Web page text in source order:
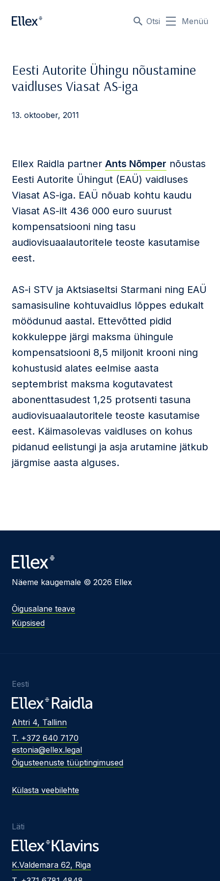
Otsi Menüü
Eesti Autorite Ühingu nõustamine
vaidluses Viasat AS-iga
13. oktoober, 2011
Ellex Raidla partner Ants Nõmper nõustas
Eesti Autorite Ühingut (EAÜ) vaidluses
Viasat AS-iga. EAÜ nõuab kohtu kaudu
Viasat AS-ilt 436 000 euro suurust
kompensatsiooni ning tasu
audiovisuaalautoritele teoste kasutamise
eest.
AS-i STV ja Aktsiaseltsi Starmani ning EAÜ
samasisuline kohtuvaidlus lõppes edukalt
möödunud aastal. Ettevõtted pidid
kokkuleppe järgi maksma ühingule
kompensatsiooni 8,5 miljonit krooni ning
kohustusid alates eelmise aasta
septembrist maksma kogutavatest
abonenttasudest 1,25 protsenti tasuna
audiovisuaalautoritele teoste kasutamise
eest. Käimasolevas vaidluses on kohus
pidanud eelistungi ja asja arutamine jätkub
järgmise aasta alguses.
Näeme kaugemale © 2026 Ellex
Õigusalane teave
Küpsised
Eesti
Ahtri 4, Tallinn
T. +372 640 7170
estonia@ellex.legal
Õigusteenuste tüüptingimused
Külasta veebilehte
Läti
K.Valdemara 62, Riga